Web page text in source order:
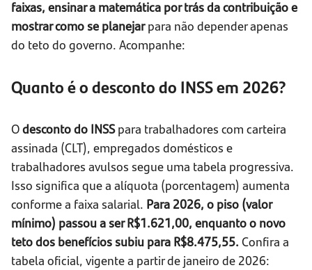
faixas, ensinar a matemática por trás da contribuição e
mostrar como se planejarpara não depender apenas
do teto do governo. Acompanhe:
Quanto é o desconto do INSS em 2026?
Odesconto do INSSpara trabalhadores com carteira
assinada (CLT), empregados domésticos e
trabalhadores avulsos segue uma tabela progressiva.
Isso significa que a alíquota (porcentagem) aumenta
conforme a faixa salarial. Para 2026, o piso (valor
mínimo) passou a ser R$1.621,00, enquanto o novo
teto dos benefícios subiu para R$8.475,55. Confira a
tabela oficial, vigente a partir de janeiro de 2026: